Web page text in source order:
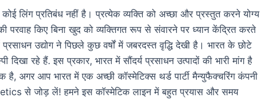
लिंग प्रतिबंध नहीं है। प्रत्येक व्यक्ति को अच्छा और प्रस्तुत करने योग्य
परवाह किए बिना खुद को व्यक्तिगत रूप से संवारने पर ध्यान केंद्रित करते
उद्योग ने पिछले कुछ वर्षों में जबरदस्त वृद्धि देखी है। भारत के छोटे
रहे हैं. इस प्रकार, भारत में सौंदर्य प्रसाधन उत्पादों की भारी मांग है
अगर आप भारत में एक अच्छी कॉस्मेटिक्स थर्ड पार्टी मैन्युफैक्चरिंग कंपनी
से जोड़ लें! हमने इस कॉस्मेटिक लाइन में बहुत प्रयास और समय